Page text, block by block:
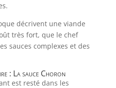
décrivent une viande
très fort, que le chef
sauces complexes et des
: La sauce Choron
est resté dans les